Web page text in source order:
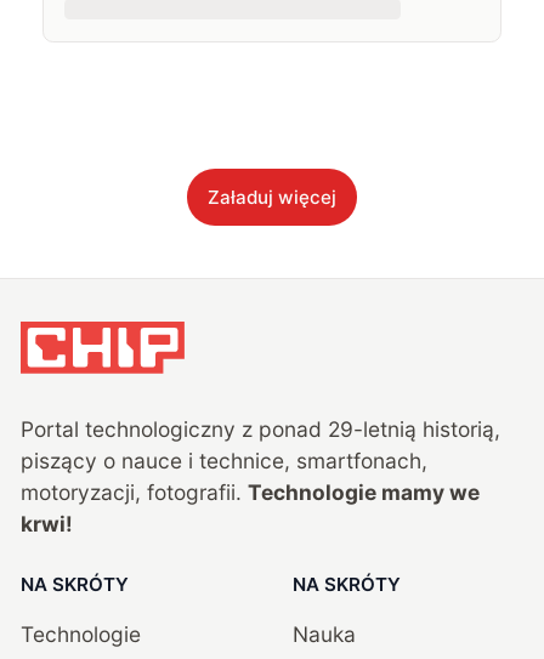
Załaduj więcej
Portal technologiczny z ponad 29-letnią historią,
piszący o nauce i technice, smartfonach,
motoryzacji, fotografii. Technologie mamy we
krwi!
NA SKRÓTY
Technologie
NA SKRÓTY
Nauka